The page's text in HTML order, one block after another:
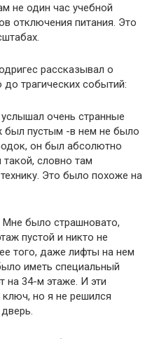
не один час учебной
отключения питания. Это
рассказывал о
трагических событий:
очень странные
был пустым -в нем не было
он был абсолютно
словно там
Это было похоже на
Мне было страшновато,
пустой и никто не
того, даже лифты на нем
иметь специальный
на 34-м этаже. И эти
но я не решился